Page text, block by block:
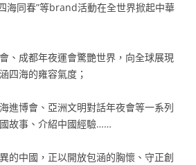
海同春”等brand活動在全世界掀起中華
、成都年夜運會驚艷世界，向全球展現
四海的雍容氣度；
進博會、亞洲文明對話年夜會等一系列
故事、介紹中國經驗……
的中國，正以開放包涵的胸懷、守正創